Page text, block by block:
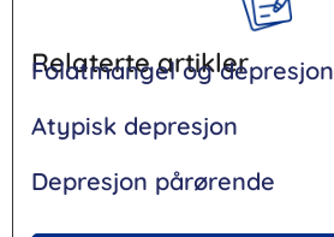
Relaterte artikler
Folatmangel og depresjon
Atypisk depresjon
Depresjon pårørende